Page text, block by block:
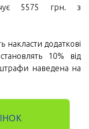
5575 грн. з
накласти додаткові
10% від
наведена на